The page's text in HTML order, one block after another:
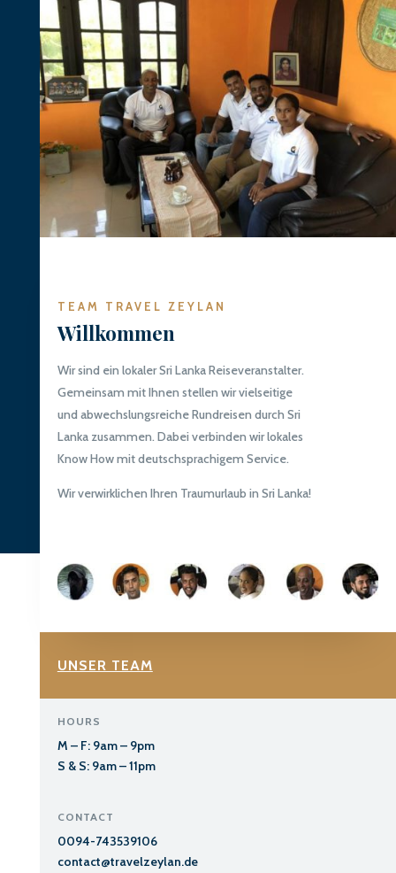
TEAM TRAVEL ZEYLAN
Willkommen
Wir sind ein lokaler Sri Lanka Reiseveranstalter.
Gemeinsam mit Ihnen stellen wir vielseitige
und abwechslungsreiche Rundreisen durch Sri
Lanka zusammen. Dabei verbinden wir lokales
Know How mit deutschsprachigem Service.
Wir verwirklichen Ihren Traumurlaub in Sri Lanka!
UNSER TEAM
HOURS
M – F: 9am – 9pm
S & S: 9am – 11pm
CONTACT
0094-743539106
contact@travelzeylan.de